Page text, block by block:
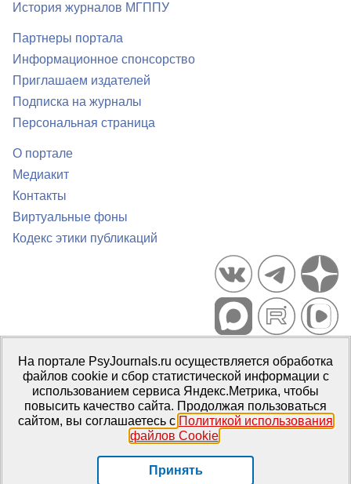
История журналов МГППУ
Партнеры портала
Информационное спонсорство
Приглашаем издателей
Подписка на журналы
Персональная страница
О портале
Медиакит
Контакты
Виртуальные фоны
Кодекс этики публикаций
Портал психологических изданий PsyJournals.ru, 2007–2026
Правила использования материалов
Свидетельство регистрации СМИЭл № ФС77-66447 от 14 июля
2016 г.
Издатель: ФГБОУ ВО МГППУ
На портале PsyJournals.ru осуществляется обработка
файлов cookie и сбор статистической информации с
использованием сервиса Яндекс.Метрика, чтобы
повысить качество сайта. Продолжая пользоваться
сайтом, вы соглашаетесь с Политикой использования
файлов Cookie.
Принять